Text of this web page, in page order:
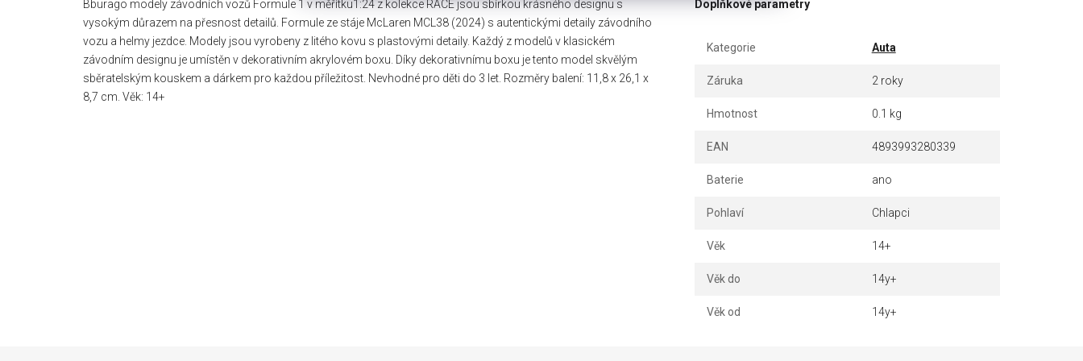
Bburago modely závodních vozů Formule 1 v měřítku1:24 z kolekce RACE jsou sbírkou krásného designu s
vysokým důrazem na přesnost detailů. Formule ze stáje McLaren MCL38 (2024) s autentickými detaily závodního
vozu a helmy jezdce. Modely jsou vyrobeny z litého kovu s plastovými detaily. Každý z modelů v klasickém
závodním designu je umístěn v dekorativním akrylovém boxu. Díky dekorativnímu boxu je tento model skvělým
sběratelským kouskem a dárkem pro každou příležitost. Nevhodné pro děti do 3 let. Rozměry balení: 11,8 x 26,1 x
8,7 cm. Věk: 14+
Doplňkové parametry
Kategorie Auta
Záruka 2 roky
Hmotnost 0.1 kg
EAN 4893993280339
Baterie ano
Pohlaví Chlapci
Věk 14+
Věk do 14y+
Věk od 14y+